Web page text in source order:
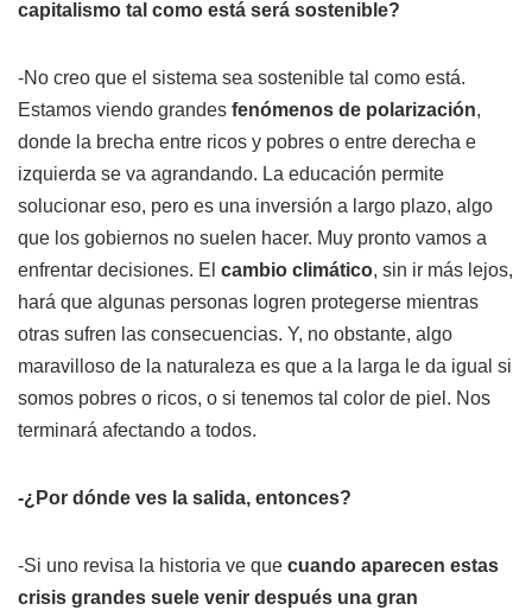
capitalismo tal como está será sostenible?
-No creo que el sistema sea sostenible tal como está.
Estamos viendo grandes fenómenos de polarización,
donde la brecha entre ricos y pobres o entre derecha e
izquierda se va agrandando. La educación permite
solucionar eso, pero es una inversión a largo plazo, algo
que los gobiernos no suelen hacer. Muy pronto vamos a
enfrentar decisiones. El cambio climático, sin ir más lejos,
hará que algunas personas logren protegerse mientras
otras sufren las consecuencias. Y, no obstante, algo
maravilloso de la naturaleza es que a la larga le da igual si
somos pobres o ricos, o si tenemos tal color de piel. Nos
terminará afectando a todos.
-¿Por dónde ves la salida, entonces?
-Si uno revisa la historia ve que cuando aparecen estas
crisis grandes suele venir después una gran